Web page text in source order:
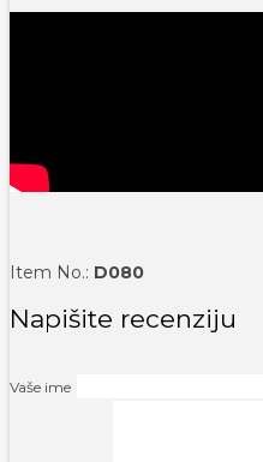
Item No.: D080
Napišite recenziju
Vaše ime